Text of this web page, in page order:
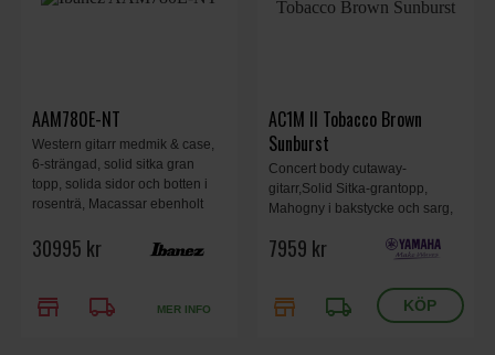
AAM780E-NT
Western gitarr medmik & case,
6-strängad, solid sitka gran
topp, solida sidor och botten i
rosenträ, Macassar ebenholt
mahogny hals. Natural High
30995 kr
store local_shipping MER INFO
AC1M II Tobacco Brown
Sunburst
Concert body cutaway-
gitarr,Solid Sitka-grantopp,
Mahogny i bakstycke och sarg,
Pickup, Tobacco Brown
7959 kr
store local_shipping